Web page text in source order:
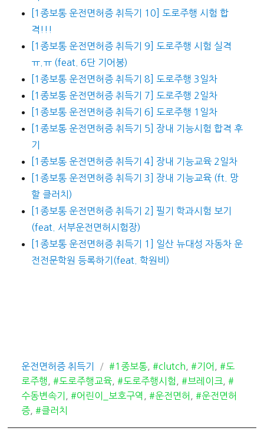
[1종보통 운전면허증 취득기 10] 도로주행 시험 합
격!!!
[1종보통 운전면허증 취득기 9] 도로주행 시험 실격
ㅠ.ㅠ (feat. 6단 기어봉)
[1종보통 운전면허증 취득기 8] 도로주행 3일차
[1종보통 운전면허증 취득기 7] 도로주행 2일차
[1종보통 운전면허증 취득기 6] 도로주행 1일차
[1종보통 운전면허증 취득기 5] 장내 기능시험 합격 후
기
[1종보통 운전면허증 취득기 4] 장내 기능교육 2일차
[1종보통 운전면허증 취득기 3] 장내 기능교육 (ft. 망
할 클러치)
[1종보통 운전면허증 취득기 2] 필기 학과시험 보기
(feat. 서부운전면허시험장)
[1종보통 운전면허증 취득기 1] 일산 뉴대성 자동차 운
전전문학원 등록하기(feat. 학원비)
카
테
고
리
운전면허증 취득기
태
그
#1종보통, #clutch, #기어 , #도
로주행 ,#도로주행교육,#도로주행시험 ,#브레이크,#
수동변속기 ,#어린이_보호구역 ,#운전면허 ,#운전면허
증,#클러치